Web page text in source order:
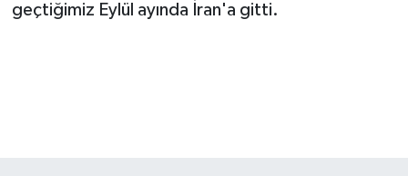
geçtiğimiz Eylül ayında İran'a gitti.